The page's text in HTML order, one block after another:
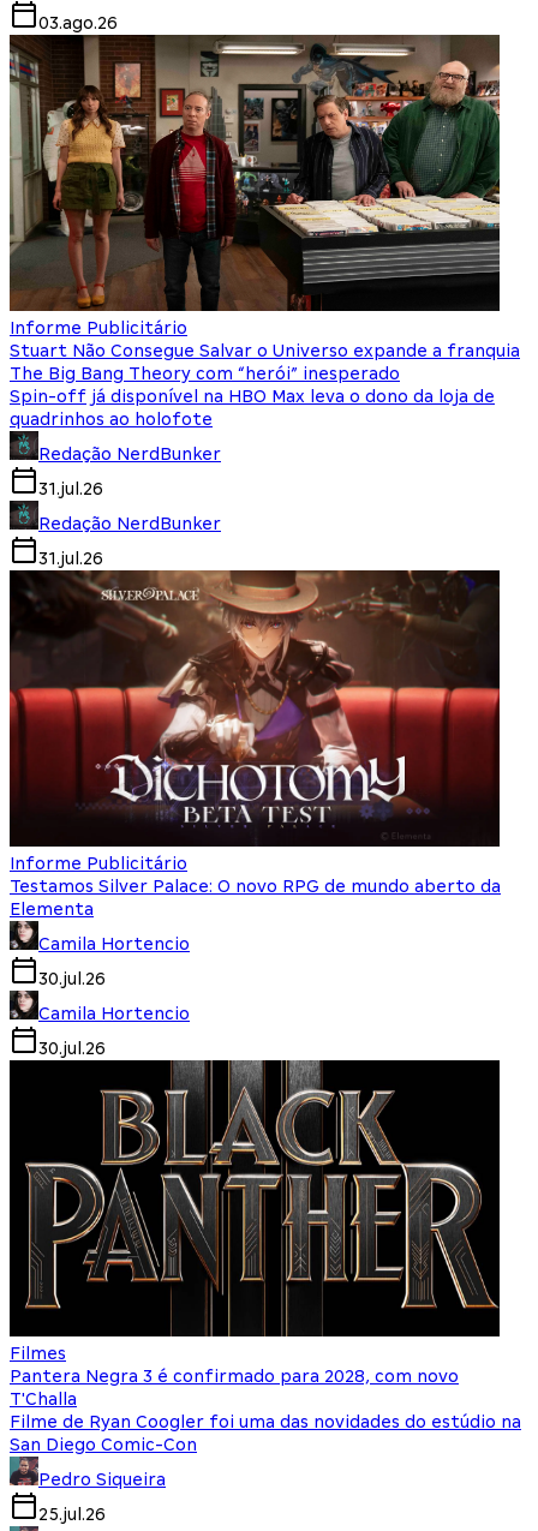
03.ago.26
Informe Publicitário
Stuart Não Consegue Salvar o Universo expande a franquia
The Big Bang Theory com “herói” inesperado
Spin-off já disponível na HBO Max leva o dono da loja de
quadrinhos ao holofote
Redação NerdBunker
31.jul.26
Redação NerdBunker
31.jul.26
Informe Publicitário
Testamos Silver Palace: O novo RPG de mundo aberto da
Elementa
Camila Hortencio
30.jul.26
Camila Hortencio
30.jul.26
Filmes
Pantera Negra 3 é confirmado para 2028, com novo
T'Challa
Filme de Ryan Coogler foi uma das novidades do estúdio na
San Diego Comic-Con
Pedro Siqueira
25.jul.26